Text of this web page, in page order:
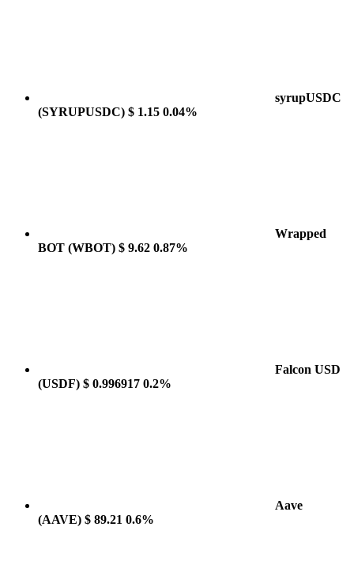
syrupUSDC
(SYRUPUSDC) $ 1.15 0.04%
Wrapped
BOT (WBOT) $ 9.62 0.87%
Falcon USD
(USDF) $ 0.996917 0.2%
Aave
(AAVE) $ 89.21 0.6%